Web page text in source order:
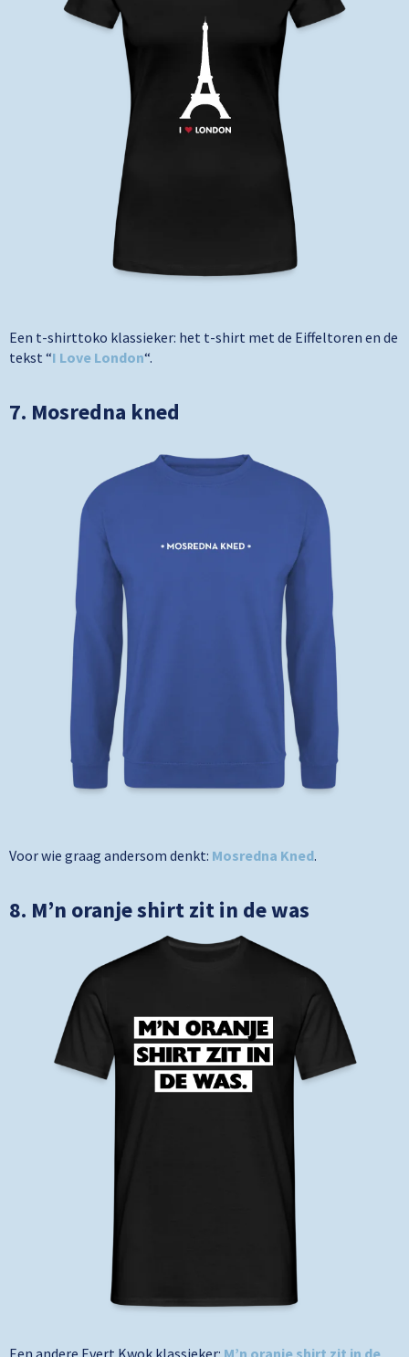
Een t-shirttoko klassieker: het t-shirt met de Eiffeltoren en de
tekst “I Love London“.
7. Mosredna kned
Voor wie graag andersom denkt: Mosredna Kned.
8. M’n oranje shirt zit in de was
Een andere Evert Kwok klassieker: M’n oranje shirt zit in de